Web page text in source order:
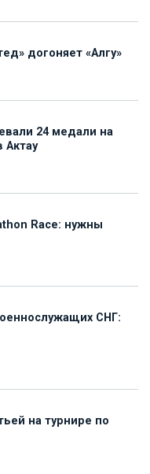
догоняет «Алгу»
24 медали на
Актау
Race: нужны
СНГ:
на турнире по